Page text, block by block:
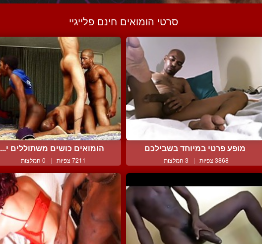
סרטי הומואים חינם פלייגיי
מופע פרטי במיוחד בשבילכם
3868 צפיות | 3 המלצות
הומואים כושים משתוללים י...
7211 צפיות | 0 המלצות